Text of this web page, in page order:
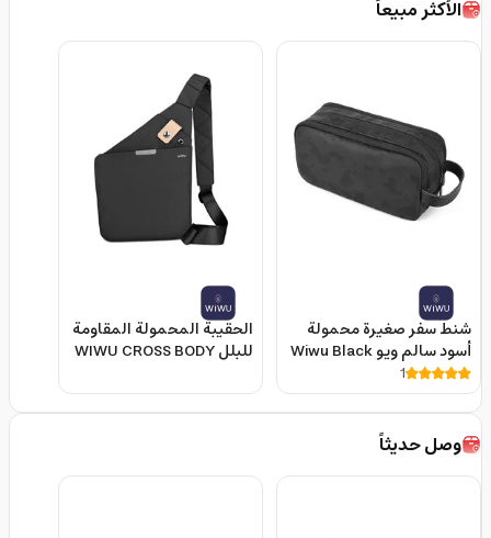
الأكثر مبيعاً
شنط سفر صغيرة محمولة
أسود سالم ويو Wiwu Black
Small Salem Travel Pouch
1
الحقيبة المحمولة المقاومة
للبلل WIWU CROSS BODY
(34*25.5*1.5CM) -
BLACK
وصل حديثاً